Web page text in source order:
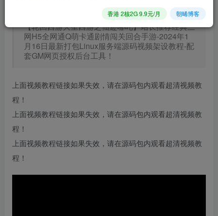
【轮回西游大圣西游之仙迹哪吒】站长推荐经典三
网H5全网通Q萌卡通剧情闯关回合手游-2024年1
月16日最新打包Linux服务端源码视频架设教程-配
套GM网页授权后台工具！
上面视频教程链接如果失效，请在源码包内观看超清视频教
程！
上面视频教程链接如果失效，请在源码包内观看超清视频教
程！
上面视频教程链接如果失效，请在源码包内观看超清视频教
程！
香港 2核2G 9.9元/月 朝晞博客